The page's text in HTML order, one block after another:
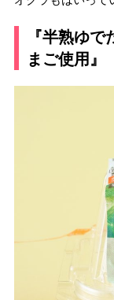
『半熟ゆ
まご使用』